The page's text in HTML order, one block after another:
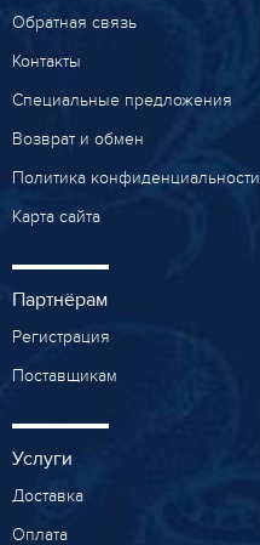
Обратная связь
Контакты
Специальные предложения
Возврат и обмен
Политика конфиденциальности
Карта сайта
Партнёрам
Регистрация
Поставщикам
Услуги
Доставка
Оплата